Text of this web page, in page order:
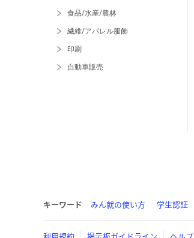
食品/水産/農林
繊維/アパレル服飾
印刷
自動車販売
キーワード みん就の使い方 学生認証